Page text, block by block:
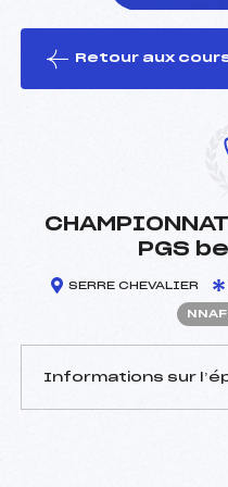
le ski
Retour aux
PGS
SERRE CHEVALIER
Informations sur